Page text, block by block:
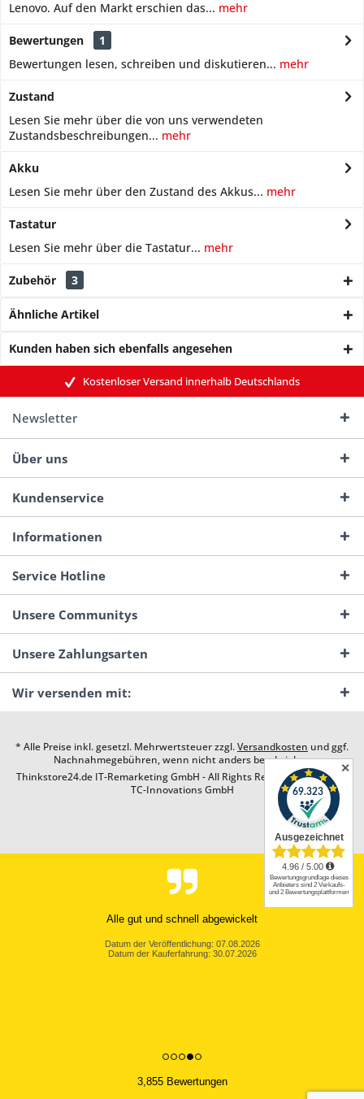
Lenovo. Auf den Markt erschien das... mehr
Bewertungen
1
Bewertungen lesen, schreiben und diskutieren... mehr
Zustand
Lesen Sie mehr über die von uns verwendeten
Zustandsbeschreibungen... mehr
Akku
Lesen Sie mehr über den Zustand des Akkus... mehr
Tastatur
Lesen Sie mehr über die Tastatur... mehr
Zubehör 3
Ähnliche Artikel
Kunden haben sich ebenfalls angesehen
Kostenloser Versand innerhalb Deutschlands
Newsletter
Über uns
Kundenservice
Informationen
Service Hotline
Unsere Communitys
Unsere Zahlungsarten
Wir versenden mit:
* Alle Preise inkl. gesetzl. Mehrwertsteuer zzgl.Versandkosten und ggf.
Nachnahmegebühren, wenn nicht anders beschrieben
Thinkstore24.de IT-Remarketing GmbH - All Rights Reserved. Design by
TC-Innovations GmbH
Alle gut und schnell abgewickelt
Datum der Veröffentlichung: 07.08.2026
Datum der Kauferfahrung: 30.07.2026
3,855 Bewertungen
✕